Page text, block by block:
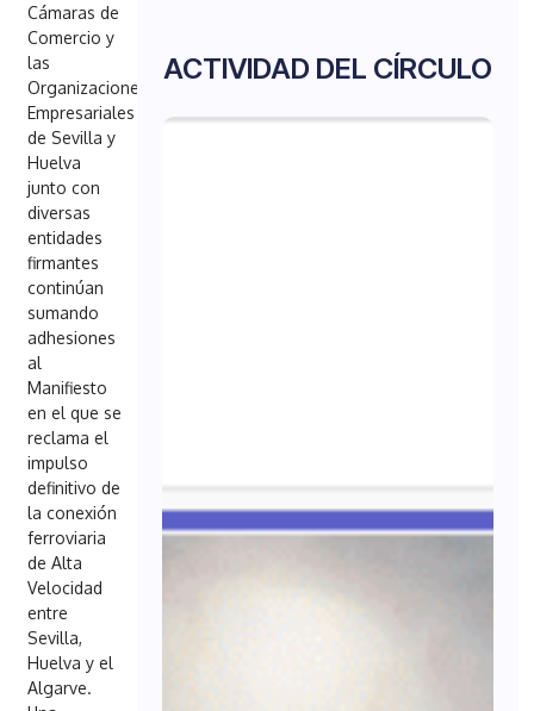
Cámaras de
Comercio y
las
Organizaciones
Empresariales
de Sevilla y
Huelva
junto con
diversas
entidades
firmantes
continúan
sumando
adhesiones
al
Manifiesto
en el que se
reclama el
impulso
definitivo de
la conexión
ferroviaria
de Alta
Velocidad
entre
Sevilla,
Huelva y el
Algarve.
ACTIVIDAD DEL CÍRCULO